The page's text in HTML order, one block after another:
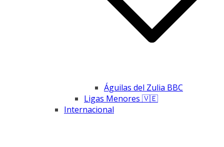
Águilas del Zulia BBC
Ligas Menores 🇻🇪
Internacional